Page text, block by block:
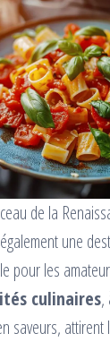
de la
une
pour les
culinaires,
saveurs, attirent